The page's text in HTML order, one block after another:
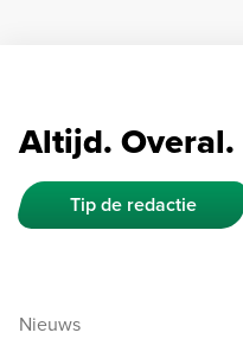
Altijd. Overal.
Tip de redactie
Nieuws